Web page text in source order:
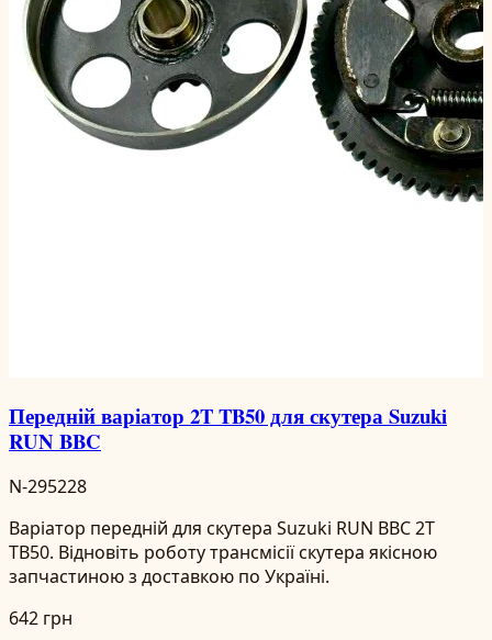
Передній варіатор 2T TB50 для скутера Suzuki
RUN BBC
N-295228
Варіатор передній для скутера Suzuki RUN BBC 2T
TB50. Відновіть роботу трансмісії скутера якісною
запчастиною з доставкою по Україні.
642 грн